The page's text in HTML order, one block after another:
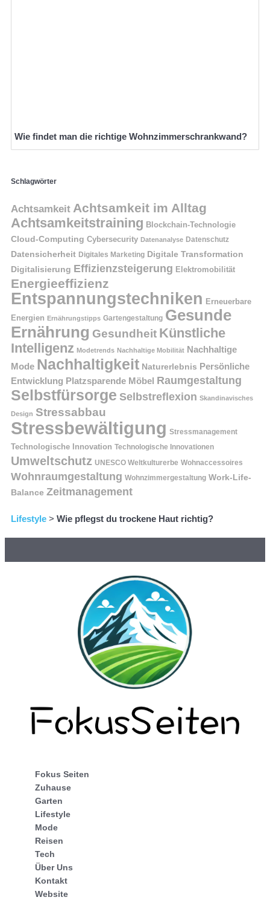
Wie findet man die richtige Wohnzimmerschrankwand?
Schlagwörter
Achtsamkeit Achtsamkeit im Alltag
Achtsamkeitstraining Blockchain-Technologie
Cloud-Computing Cybersecurity Datenanalyse Datenschutz
Datensicherheit Digitales Marketing Digitale Transformation
Digitalisierung Effizienzsteigerung Elektromobilität
Energieeffizienz
Entspannungstechniken Erneuerbare
Energien Ernährungstipps Gartengestaltung Gesunde
Ernährung Gesundheit Künstliche
Intelligenz Modetrends Nachhaltige Mobilität Nachhaltige
Mode Nachhaltigkeit Naturerlebnis Persönliche
Entwicklung Platzsparende Möbel Raumgestaltung
Selbstfürsorge Selbstreflexion Skandinavisches
Design Stressabbau
Stressbewältigung Stressmanagement
Technologische Innovation Technologische Innovationen
Umweltschutz UNESCO Weltkulturerbe Wohnaccessoires
Wohnraumgestaltung Wohnzimmergestaltung Work-Life-
Balance Zeitmanagement
Lifestyle > Wie pflegst du trockene Haut richtig?
Fokus Seiten
Zuhause
Garten
Lifestyle
Mode
Reisen
Tech
Über Uns
Kontakt
Website